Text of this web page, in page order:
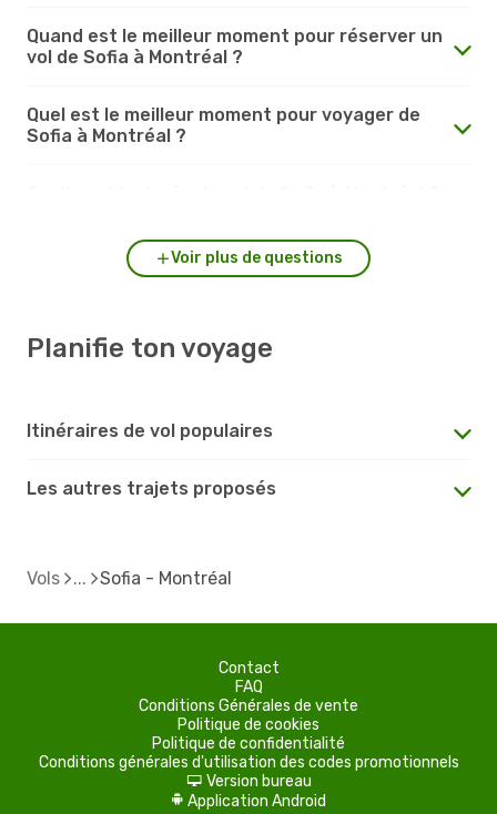
Quand est le meilleur moment pour réserver un
vol de Sofia à Montréal ?
Quel est le meilleur moment pour voyager de
Sofia à Montréal ?
Voir plus de questions
Planifie ton voyage
Itinéraires de vol populaires
Les autres trajets proposés
Vols Sofia - Montréal
Contact
FAQ
Conditions Générales de vente
Politique de cookies
Politique de confidentialité
Conditions générales d'utilisation des codes promotionnels
d Version bureau
A Application Android